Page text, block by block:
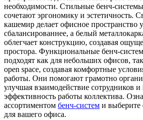
необходимости. Стильные бенч-
сочетают эргономику и эстетичность.
кашемир делает офисное пространство
сбалансированнее, а белый
облегчает конструкцию, создавая
простора. Функциональные бенч-
подходят как для небольших офисов,
open space, создавая комфортные
работы. Они помогают грамотно
улучшая взаимодействие сотрудников
эффективность работы коллектива.
ассортиментом бенч-систем и выберите
для вашего офиса.